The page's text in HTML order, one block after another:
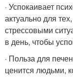
· Успокаивает
актуально для
стрессовыми
в день, чтобы
· Польза для
ценится людьми,